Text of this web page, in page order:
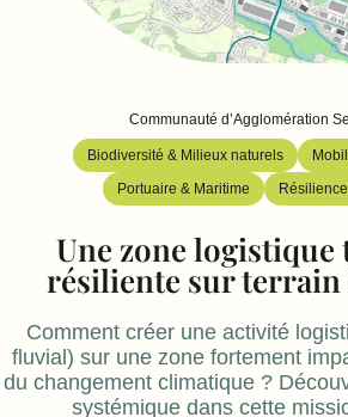
Communauté d’Agglomération
Biodiversité & Milieux naturels
Portuaire & Maritime
Une zone
résiliente sur terrain
Comment créer une activité
fluvial) sur une zone fortement
du changement climatique ?
systémique dans cette